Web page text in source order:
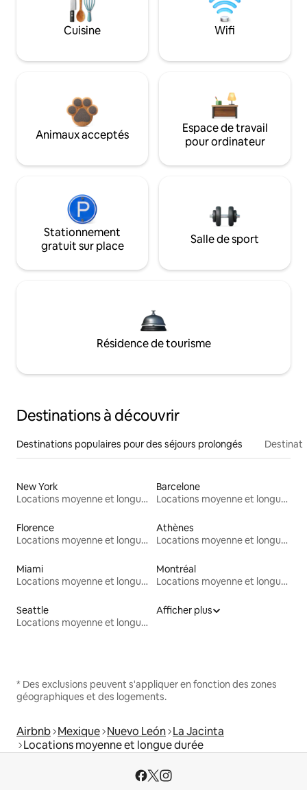
Cuisine Wifi
Animaux acceptés
Espace de travail
pour ordinateur
Stationnement
gratuit sur place
Salle de sport
Résidence de tourisme
Destinations à découvrir
Destinations populaires pour des séjours prolongés
New York
Locations moyenne et longue durée
Barcelone
Locations moyenne et longue durée
Florence
Locations moyenne et longue durée
Athènes
Locations moyenne et longue durée
Miami
Locations moyenne et longue durée
Montréal
Locations moyenne et longue durée
Seattle
Locations moyenne et longue durée
Afficher plus
* Des exclusions peuvent s'appliquer en fonction des zones
géographiques et des logements.
Airbnb Mexique Nuevo León La Jacinta
Locations moyenne et longue durée